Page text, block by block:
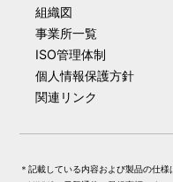
組織図
事業所一覧
ISO管理体制
個人情報保護方針
関連リンク
＊記載している内容および製品の仕